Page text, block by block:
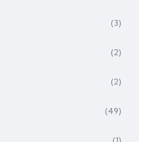
(3)
(2)
(2)
(49)